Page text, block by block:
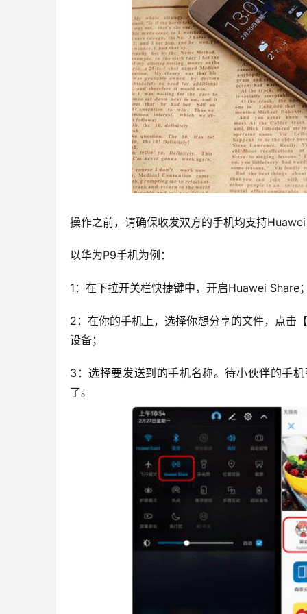
操作之前，请确保收发双方的手机均支持
以华为P9手机为例：
1：在下拉开关栏快捷键中，开启Huawei Share
2：在你的手机上，选择你想分享的文件，点击
设备；
3：选择要发送到的手机名称。待小伙伴的手
了。